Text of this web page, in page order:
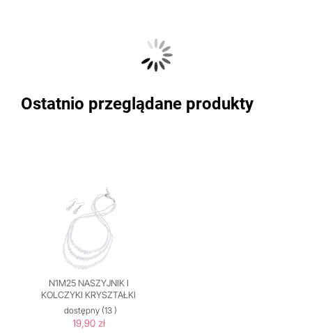
Ostatnio przeglądane produkty
N1M25 NASZYJNIK I
KOLCZYKI KRYSZTAŁKI
dostępny(13 )
19,90 zł